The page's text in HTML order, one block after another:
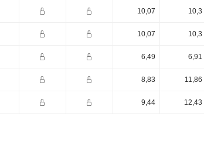
10,07 10,3
10,07 10,3
6,49 6,91
8,83 11,86
9,44 12,43